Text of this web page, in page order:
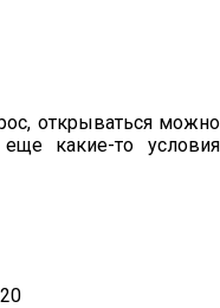
открываться можно
какие-то условия